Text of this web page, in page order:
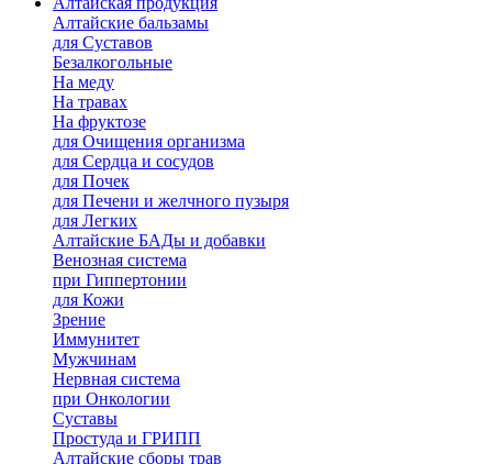
Алтайские бальзамы
для Суставов
Безалкогольные
На меду
На травах
На фруктозе
для Очищения организма
для Сердца и сосудов
для Почек
для Печени и желчного пузыря
для Легких
Алтайские БАДы и добавки
Венозная система
при Гиппертонии
для Кожи
Зрение
Иммунитет
Мужчинам
Нервная система
при Онкологии
Суставы
Простуда и ГРИПП
Алтайские сборы трав